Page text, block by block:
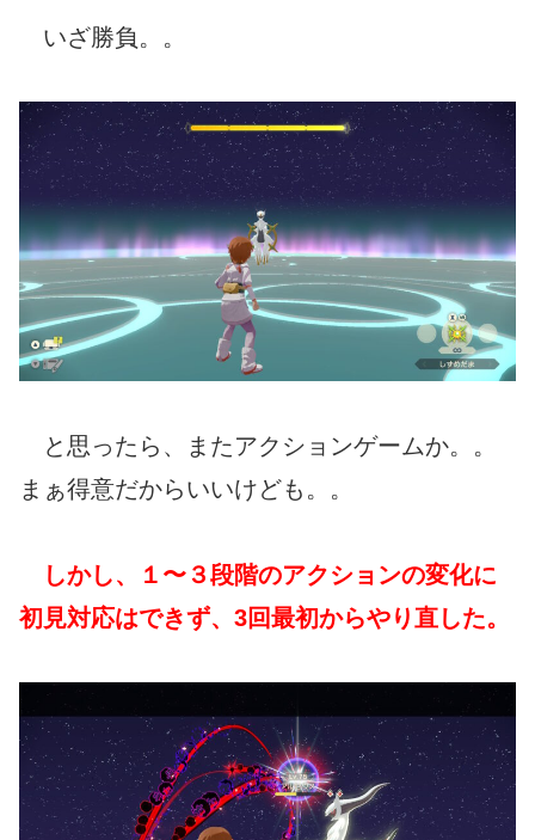
いざ勝負。。
と思ったら、またアクションゲームか。。
まぁ得意だからいいけども。。
しかし、１〜３段階のアクションの変化に
初見対応はできず、3回最初からやり直した。